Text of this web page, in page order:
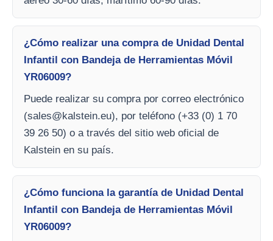
¿Cómo realizar una compra de Unidad Dental
Infantil con Bandeja de Herramientas Móvil
YR06009?
Puede realizar su compra por correo electrónico
(sales@kalstein.eu), por teléfono (+33 (0) 1 70
39 26 50) o a través del sitio web oficial de
Kalstein en su país.
¿Cómo funciona la garantía de Unidad Dental
Infantil con Bandeja de Herramientas Móvil
YR06009?